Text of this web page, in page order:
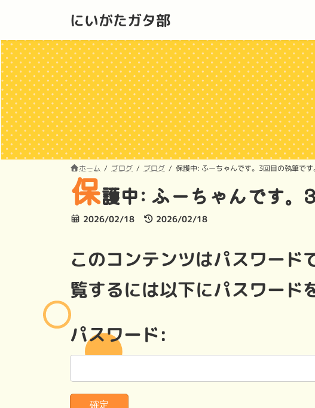
ン
ツ
へ
ス
キ
ッ
プ
ー
シ
ョ
ン
に
移
動
にいがたガタ部
ホーム ブログ ブログ 保護中: ふーちゃんです。3回目の執筆です
保護中: ふーちゃんです。
2026/02/18
最
新
日
:
2026/02/18
このコンテンツはパスワード
覧するには以下にパスワード
パスワード: